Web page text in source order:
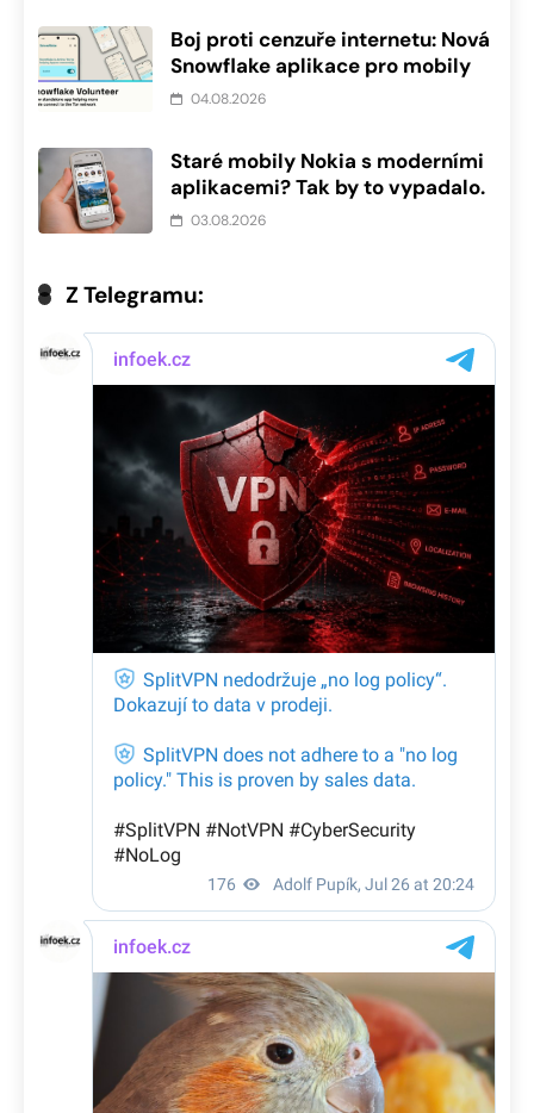
Boj proti cenzuře internetu: Nová
Snowflake aplikace pro mobily
04.08.2026
Staré mobily Nokia s moderními
aplikacemi? Tak by to vypadalo.
03.08.2026
Z Telegramu: